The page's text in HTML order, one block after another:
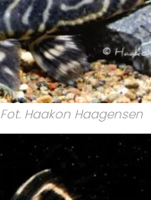
Fot. Haakon Haagensen